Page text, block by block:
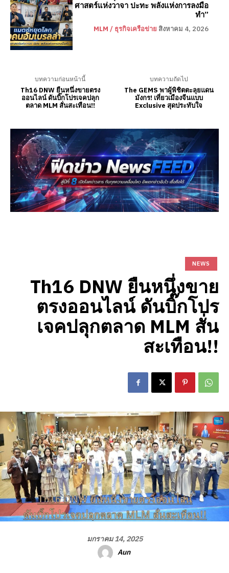
ศาสตร์แห่งวาจา ปะทะ พลังแห่งการลงมือ
ทำ”
MLM / ธุรกิจเครือข่าย สิงหาคม 4, 2026
บทความก่อนหน้านี้
Th16 DNW ยืนหนึ่งขายตรง
ออนไลน์ ดันบิ๊กโปรเจคปลุก
ตลาด MLM สั่นสะเทือน!!
บทความถัดไป
The GEMS พาผู้พิชิตตะลุยแดน
มังกร! เที่ยวเมืองจีนแบบ
Exclusive สุดประทับใจ